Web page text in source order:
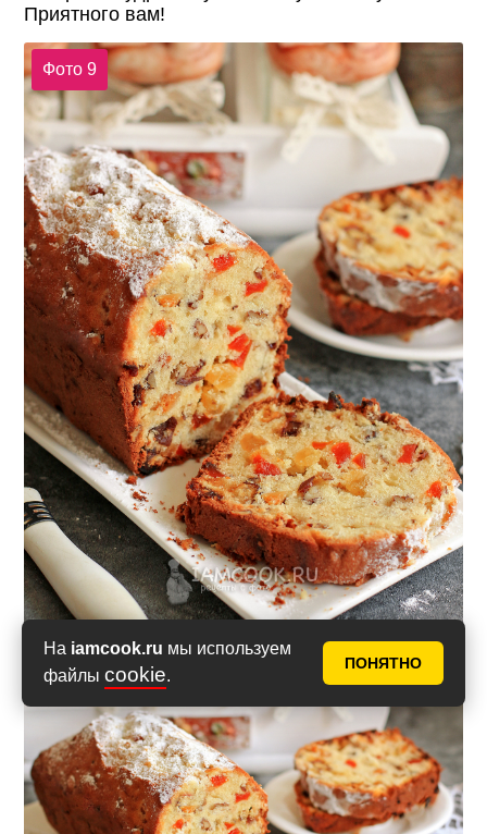
На iamcook.ru мы используем
файлы cookie.
ПОНЯТНО
Приятного вам!
Фото 9